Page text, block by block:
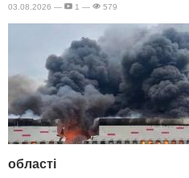
03.08.2026 — 1 — 579
області